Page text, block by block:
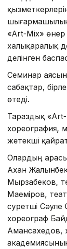
«Аrt-Mix» өнер
халықаралық
делінген
Семинар
сабақтар,
өтеді.
Тараздық
хореография,
жетекші
Олардың
Ахан
Мырзабеков,
Маеміров,
суретші Сәуле
хореограф
Амансахедов,